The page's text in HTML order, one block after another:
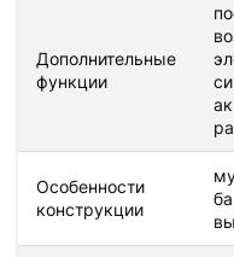
Дополнительные
функции
Особенности
конструкции